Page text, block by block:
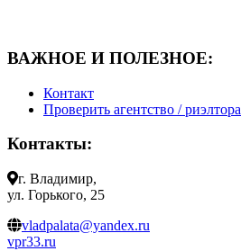
ВАЖНОЕ И ПОЛЕЗНОЕ:
Контакт
Проверить агентство / риэлтора
Контакты:
г. Владимир,
ул. Горького, 25
vladpalata@yandex.ru
vpr33.ru